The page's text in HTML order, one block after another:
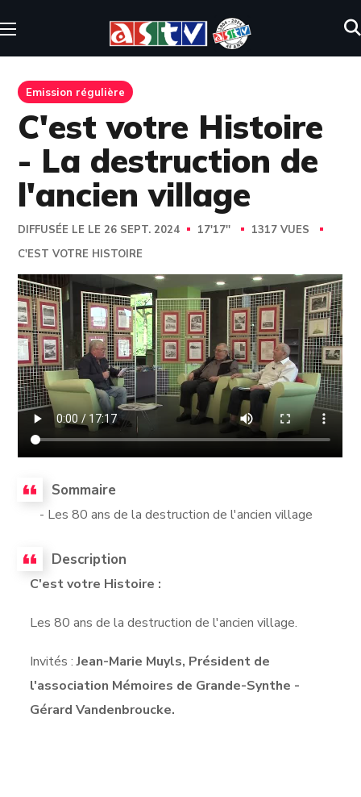
Emission régulière
C'est votre Histoire
- La destruction de
l'ancien village
DIFFUSÉE LE LE 26 SEPT. 2024 17'17''
1317 VUES
C'EST VOTRE HISTOIRE
Sommaire
- Les 80 ans de la destruction de l'ancien village
Description
C'est votre Histoire :
Les 80 ans de la destruction de l'ancien village.
Invités :Jean-Marie Muyls, Président de
l'association Mémoires de Grande-Synthe -
Gérard Vandenbroucke.